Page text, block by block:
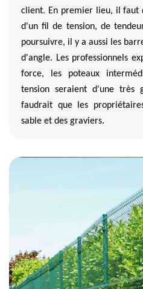
client. En premier lieu, il faut
d'un fil de tension, de
poursuivre, il y a aussi les
d'angle. Les professionnels
force, les poteaux
tension seraient d'une très
faudrait que les
sable et des graviers.